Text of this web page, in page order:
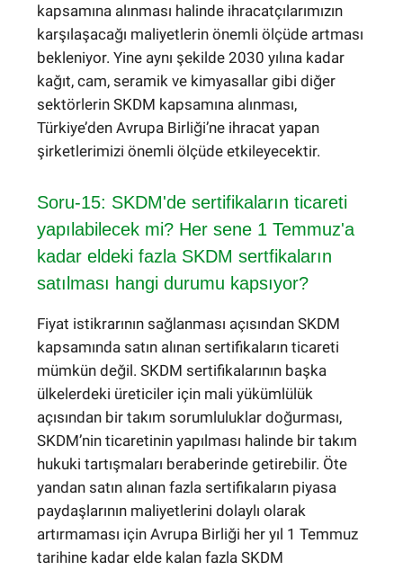
kapsamına alınması halinde ihracatçılarımızın
karşılaşacağı maliyetlerin önemli ölçüde artması
bekleniyor. Yine aynı şekilde 2030 yılına kadar
kağıt, cam, seramik ve kimyasallar gibi diğer
sektörlerin SKDM kapsamına alınması,
Türkiye’den Avrupa Birliği’ne ihracat yapan
şirketlerimizi önemli ölçüde etkileyecektir.
Soru-15: SKDM'de sertifikaların ticareti
yapılabilecek mi? Her sene 1 Temmuz'a
kadar eldeki fazla SKDM sertfikaların
satılması hangi durumu kapsıyor?
Fiyat istikrarının sağlanması açısından SKDM
kapsamında satın alınan sertifikaların ticareti
mümkün değil. SKDM sertifikalarının başka
ülkelerdeki üreticiler için mali yükümlülük
açısından bir takım sorumluluklar doğurması,
SKDM’nin ticaretinin yapılması halinde bir takım
hukuki tartışmaları beraberinde getirebilir. Öte
yandan satın alınan fazla sertifikaların piyasa
paydaşlarının maliyetlerini dolaylı olarak
artırmaması için Avrupa Birliği her yıl 1 Temmuz
tarihine kadar elde kalan fazla SKDM